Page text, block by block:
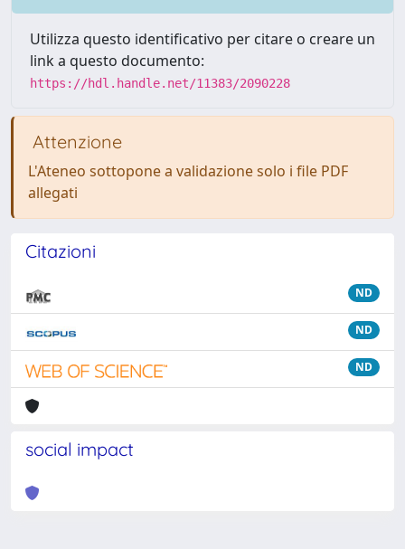
Utilizza questo identificativo per citare o creare un
link a questo documento:
https://hdl.handle.net/11383/2090228
Attenzione
L'Ateneo sottopone a validazione solo i file PDF
allegati
Citazioni
ND
ND
ND
social impact